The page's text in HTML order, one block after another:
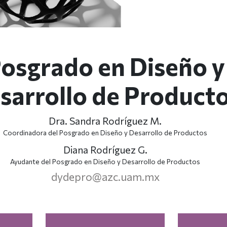
en Diseño y
de
Dra. Sandra Rodríguez M.
Coordinadora del Posgrado en Diseño y Desarrollo de Productos
Diana Rodríguez G.
Ayudante del Posgrado en Diseño y Desarrollo de Productos
dydepro@azc.uam.mx